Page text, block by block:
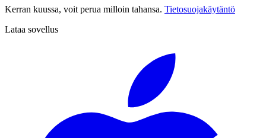
Kerran kuussa, voit perua milloin tahansa. Tietosuojakäytäntö
Lataa sovellus